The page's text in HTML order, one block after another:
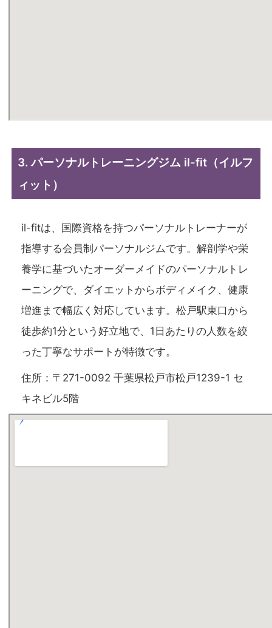
3. パーソナルトレーニングジム il-fit（イルフ
ィット）
il-fitは、国際資格を持つパーソナルトレーナーが
指導する会員制パーソナルジムです。解剖学や栄
養学に基づいたオーダーメイドのパーソナルトレ
ーニングで、ダイエットからボディメイク、健康
増進まで幅広く対応しています。松戸駅東口から
徒歩約1分という好立地で、1日あたりの人数を絞
った丁寧なサポートが特徴です。
住所：〒271-0092 千葉県松戸市松戸1239-1 セ
キネビル5階